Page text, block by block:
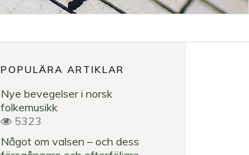
POPULÄRA ARTIKLAR
Nye bevegelser i norsk
folkemusikk
5323
Något om valsen – och dess